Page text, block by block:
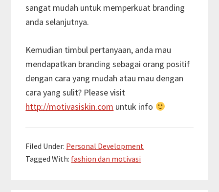
sangat mudah untuk memperkuat branding
anda selanjutnya.
Kemudian timbul pertanyaan, anda mau
mendapatkan branding sebagai orang positif
dengan cara yang mudah atau mau dengan
cara yang sulit? Please visit
http://motivasiskin.com untuk info
Filed Under: Personal Development
Tagged With: fashion dan motivasi